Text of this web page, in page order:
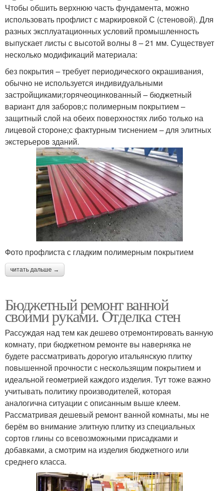
Чтобы обшить верхнюю часть фундамента, можно
использовать профлист с маркировкой С (стеновой). Для
разных эксплуатационных условий промышленность
выпускает листы с высотой волны 8 – 21 мм. Существует
несколько модификаций материала:
без покрытия – требует периодического окрашивания,
обычно не используется индивидуальными
застройщиками;горячеоцинкованный – бюджетный
вариант для заборов;с полимерным покрытием –
защитный слой на обеих поверхностях либо только на
лицевой стороне;с фактурным тиснением – для элитных
экстерьеров зданий.
Фото профлиста с гладким полимерным покрытием
читать дальше →
Бюджетный ремонт ванной
своими руками. Отделка стен
Рассуждая над тем как дешево отремонтировать ванную
комнату, при бюджетном ремонте вы наверняка не
будете рассматривать дорогую итальянскую плитку
повышенной прочности с нескользящим покрытием и
идеальной геометрией каждого изделия. Тут тоже важно
учитывать политику производителей, которая
аналогична ситуации с описанным выше клеем.
Рассматривая дешевый ремонт ванной комнаты, мы не
берём во внимание элитную плитку из специальных
сортов глины со всевозможными присадками и
добавками, а смотрим на изделия бюджетного или
среднего класса.